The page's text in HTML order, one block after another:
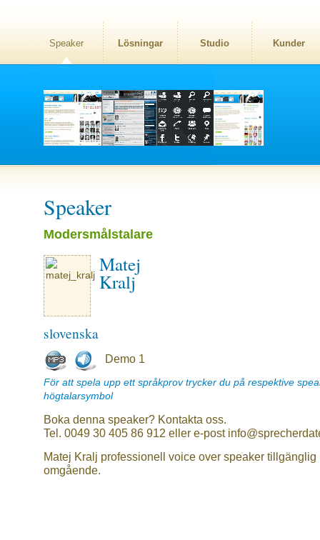
Speaker Lösningar Studio Kunder
Speaker
Modersmålstalare
Matej
Kralj
slovenska
Demo 1
För att spela upp ett språkprov trycker du på respektive
högtalarsymbol
Boka denna speaker? Kontakta oss.
Tel. 0049 30 405 86 912 eller e-post
Matej Kralj professionell voice over speaker tillgänglig
omgående.